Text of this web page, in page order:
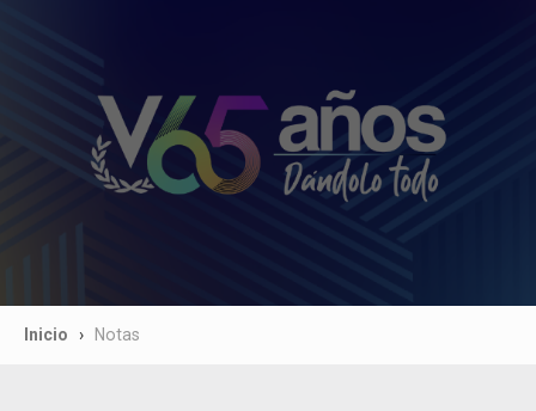
Inicio Notas